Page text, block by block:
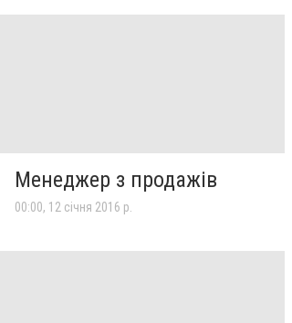
Менеджер з продажів
00:00, 12 січня 2016 р.